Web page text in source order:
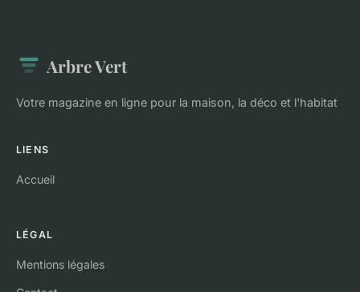
Arbre Vert
Votre magazine en ligne pour la maison, la déco et l'habitat
LIENS
Accueil
LÉGAL
Mentions légales